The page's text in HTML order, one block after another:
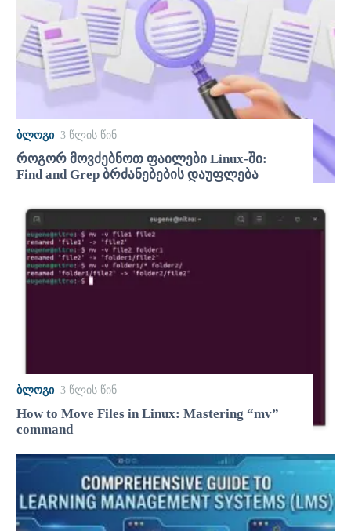
ᲑᲚᲝᲒᲘ 3 წლის წინ
როგორ მოვძებნოთ ფაილები Linux-ში:
Find and Grep ბრძანებების დაუფლება
ᲑᲚᲝᲒᲘ 3 წლის წინ
How to Move Files in Linux: Mastering “mv”
command